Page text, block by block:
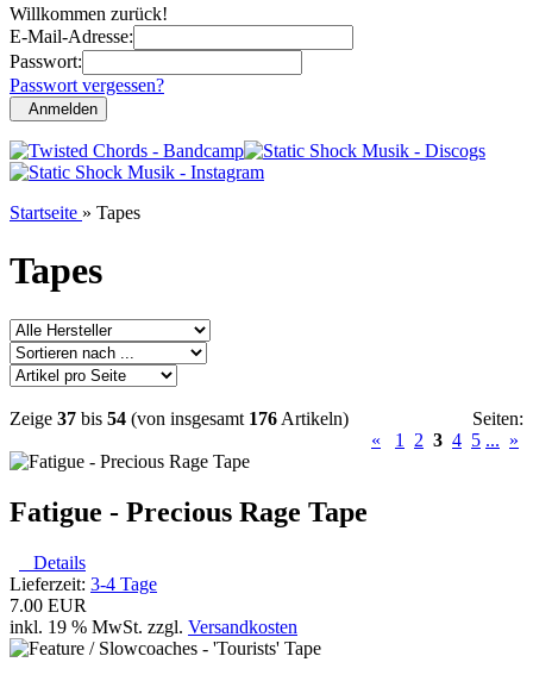
Willkommen zurück!
E-Mail-Adresse:
Passwort:
Passwort vergessen?
Anmelden
Startseite » Tapes
Tapes
Zeige 37 bis 54 (von insgesamt 176 Artikeln)
Seiten:
«
1 2 3 4 5 ... »
Fatigue - Precious Rage Tape
Details
Lieferzeit: 3-4 Tage
7.00 EUR
inkl. 19 % MwSt. zzgl. Versandkosten